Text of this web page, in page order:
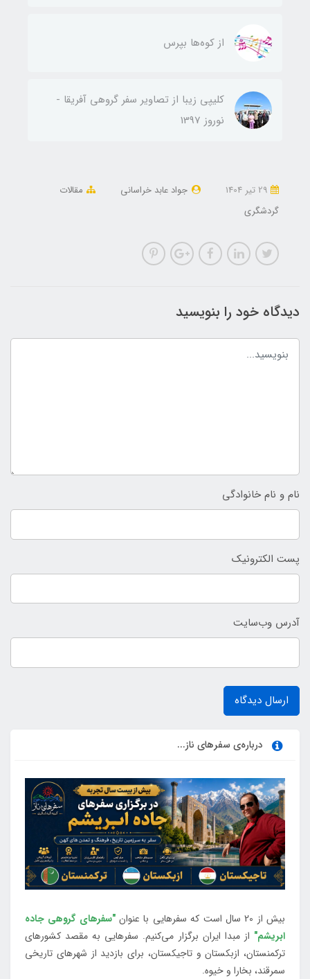
از کوه‌ها بپرس
کلیپی زیبا از تصاویر سفر گروهی آفریقا -
نوروز 1397
جواد عابد خراسانی
مقالات
گردشگری
دیدگاه خود را بنویسید
نام و نام خانوادگی
پست الکترونیک
آدرس وب‌سایت
ارسال دیدگاه
درباره‌ی سفرهای ناز...
بیش از 20 سال است که سفرهایی با عنوان
"سفرهای گروهی جاده
ابریشم" از مبدا ایران برگزار می‌کنیم. سفرهایی به مقصد کشورهای
ترکمنستان، ازبکستان و تاجیکستان، برای بازدید از شهرهای تاریخی
سمرقند، بخارا و خیوه.